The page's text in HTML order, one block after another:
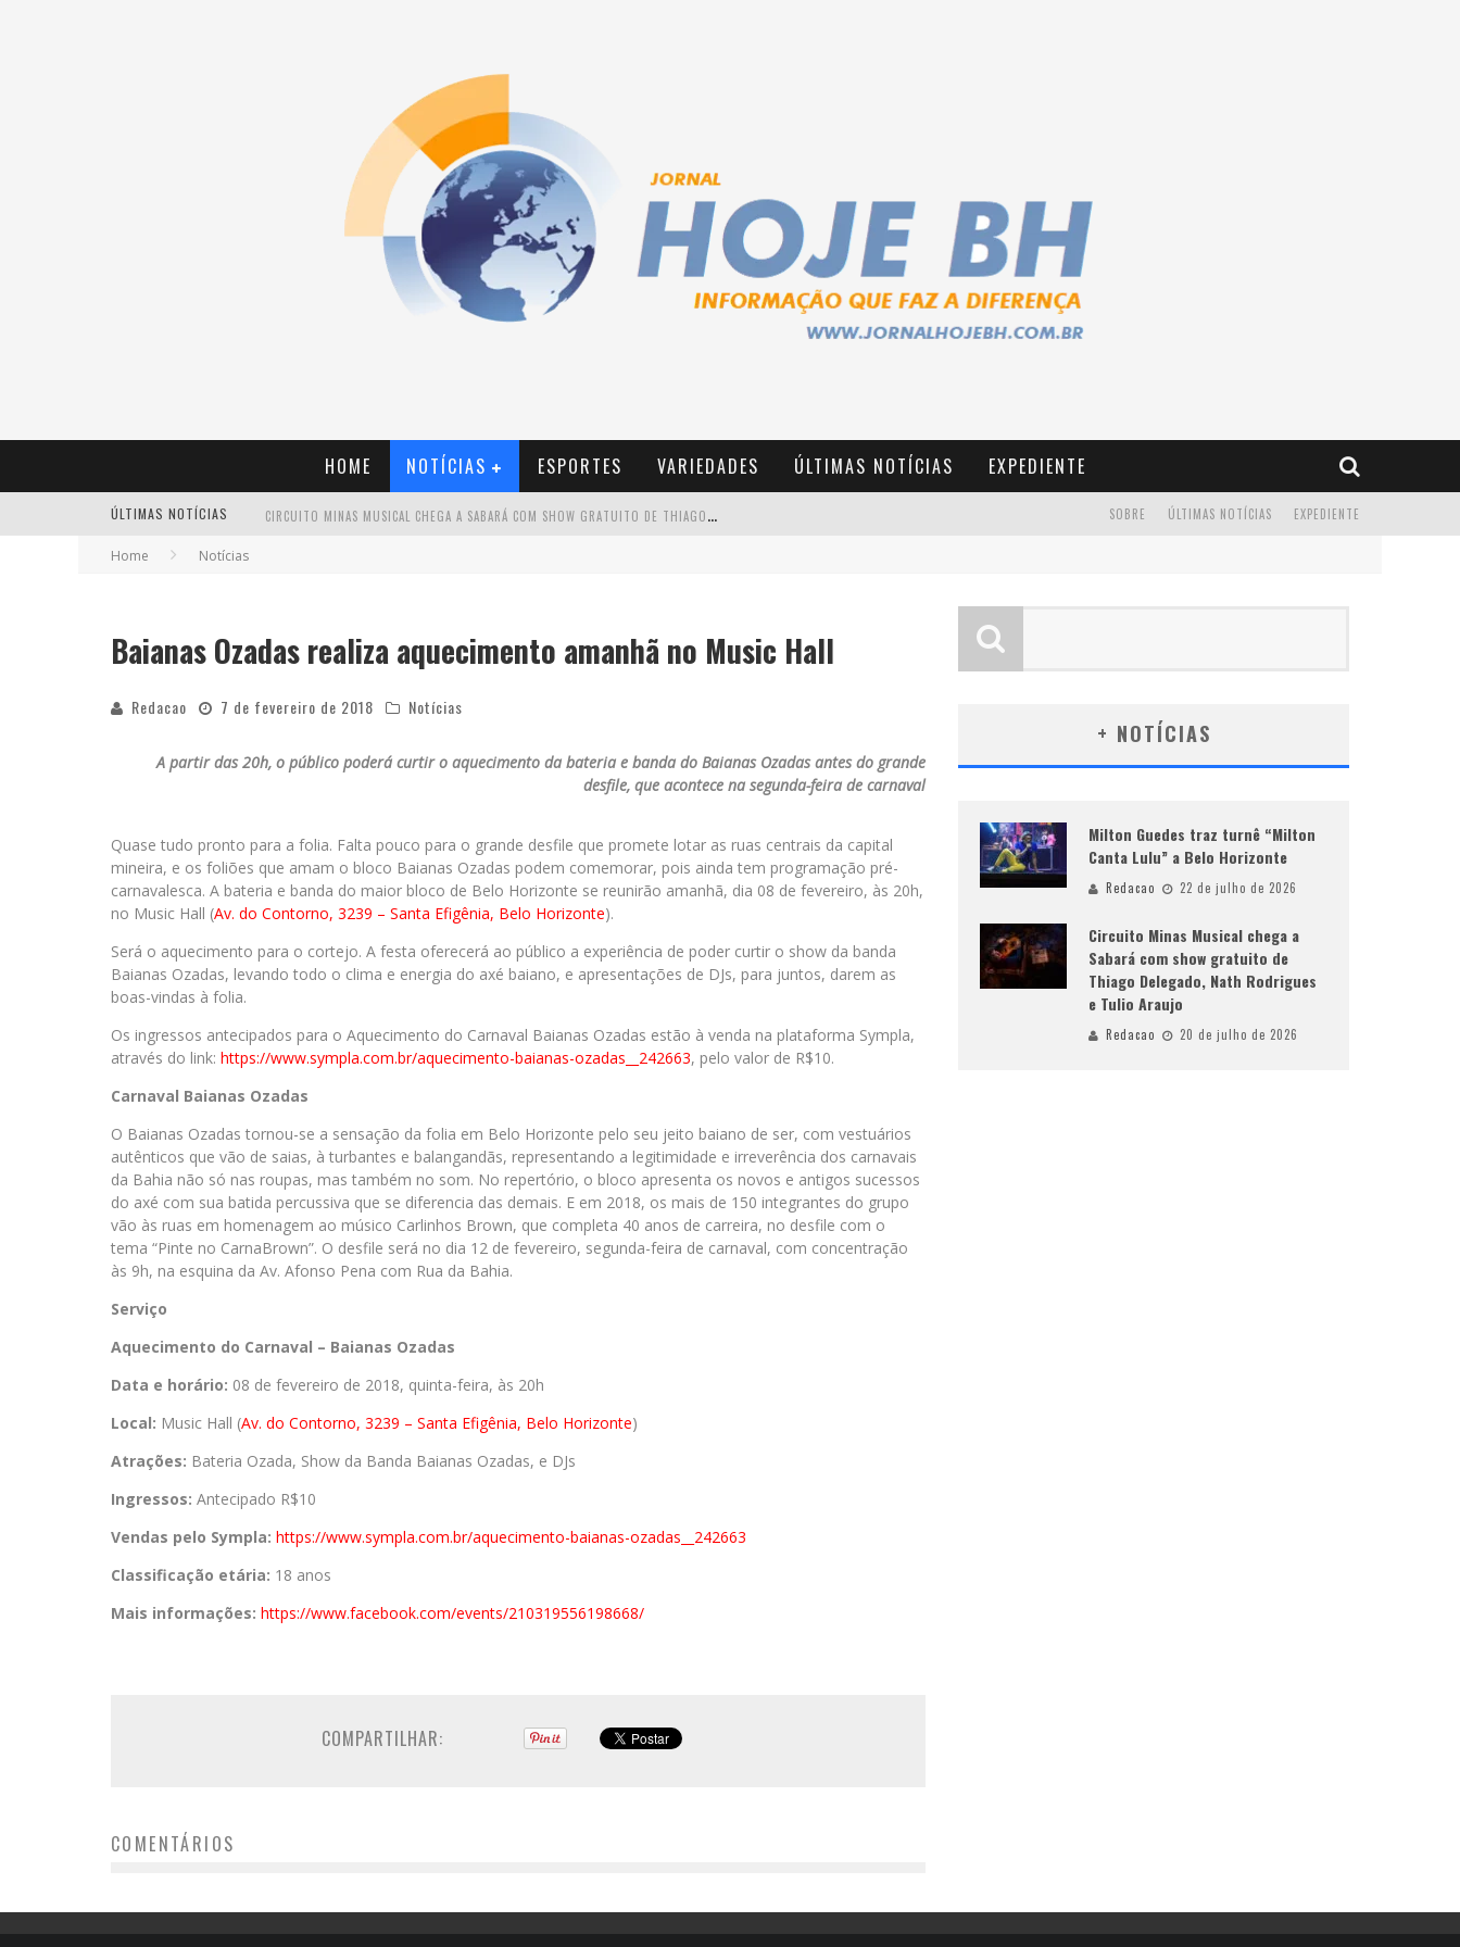
HOME NOTÍCIAS ESPORTES VARIEDADES ÚLTIMAS NOTÍCIAS EXPEDIENTE
ÚLTIMAS NOTÍCIAS C
IRCUITO MINAS MUSICAL CHEGA A SABARÁ COM SHOW GRATUITO DE THIAGO DELEGADO, NATH RODRIGUES E TULIO ARAUJO
MILTON GUEDES TRAZ TURNÊ “MILTON CANTA LULU” A BELO HORIZONTE
EXPEDIENTE
ÚLTIMAS NOTÍCIAS
SOBRE
Home Notícias
Baianas Ozadas realiza aquecimento amanhã no Music Hall
Redacao 7 de fevereiro de 2018 Notícias
A partir das 20h, o público poderá curtir o aquecimento da bateria e banda do Baianas Ozadas antes do grande
desfile, que acontece na segunda-feira de carnaval
Quase tudo pronto para a folia. Falta pouco para o grande desfile que promete lotar as ruas centrais da capital
mineira, e os foliões que amam o bloco Baianas Ozadas podem comemorar, pois ainda tem programação pré-
carnavalesca. A bateria e banda do maior bloco de Belo Horizonte se reunirão amanhã, dia 08 de fevereiro, às 20h,
no Music Hall (Av. do Contorno, 3239 – Santa Efigênia, Belo Horizonte).
Será o aquecimento para o cortejo. A festa oferecerá ao público a experiência de poder curtir o show da banda
Baianas Ozadas, levando todo o clima e energia do axé baiano, e apresentações de DJs, para juntos, darem as
boas-vindas à folia.
Os ingressos antecipados para o Aquecimento do Carnaval Baianas Ozadas estão à venda na plataforma Sympla,
através do link: https://www.sympla.com.br/aquecimento-baianas-ozadas__ 242663, pelo valor de R$10.
Carnaval Baianas Ozadas
O Baianas Ozadas tornou-se a sensação da folia em Belo Horizonte pelo seu jeito baiano de ser, com vestuários
autênticos que vão de saias, à turbantes e balangandãs, representando a legitimidade e irreverência dos carnavais
da Bahia não só nas roupas, mas também no som. No repertório, o bloco apresenta os novos e antigos sucessos
do axé com sua batida percussiva que se diferencia das demais. E em 2018, os mais de 150 integrantes do grupo
vão às ruas em homenagem ao músico Carlinhos Brown, que completa 40 anos de carreira, no desfile com o
tema “Pinte no CarnaBrown”. O desfile será no dia 12 de fevereiro, segunda-feira de carnaval, com concentração
às 9h, na esquina da Av. Afonso Pena com Rua da Bahia.
Serviço
Aquecimento do Carnaval – Baianas Ozadas
Data e horário: 08 de fevereiro de 2018, quinta-feira, às 20h
Local: Music Hall (Av. do Contorno, 3239 – Santa Efigênia, Belo Horizonte)
Atrações: Bateria Ozada, Show da Banda Baianas Ozadas, e DJs
Ingressos: Antecipado R$10
Vendas pelo Sympla: https://www.sympla.com.br/aquecimento-baianas-ozadas__242663
Classificação etária: 18 anos
Mais informações: https://www.facebook.com/events/210319556198668/
COMPARTILHAR:
COMENTÁRIOS
+ NOTÍCIAS
Milton Guedes traz turnê “Milton
Canta Lulu” a Belo Horizonte
Redacao 22 de julho de 2026
Circuito Minas Musical chega a
Sabará com show gratuito de
Thiago Delegado, Nath Rodrigues
e Tulio Araujo
Redacao 20 de julho de 2026